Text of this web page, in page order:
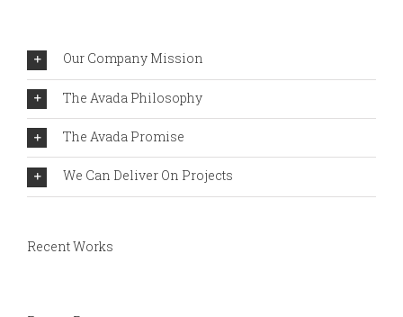
Our Company Mission
The Avada Philosophy
The Avada Promise
We Can Deliver On Projects
Recent Works